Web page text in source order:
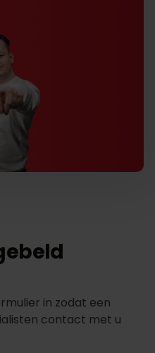
in zodat een
contact met u